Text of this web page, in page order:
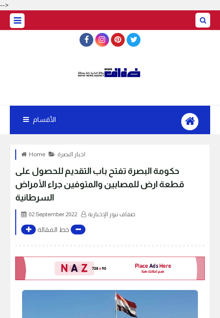
-->
الأقسام
Home اخبار البصرة
حكومة البصرة تفتح باب التقديم للحصول على
قطعة ارض للمصابين والمتوفين جراء الأمراض
السرطانية
02 September 2022 ضفاف نيوز الإخبارية
خط المقالة